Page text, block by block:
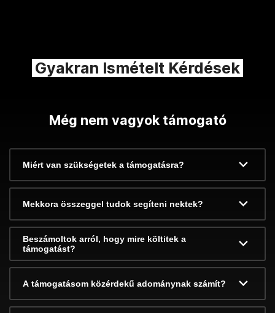
Gyakran Ismételt Kérdések
Még nem vagyok támogató
Miért van szükségetek a támogatásra?
Mekkora összeggel tudok segíteni nektek?
Beszámoltok arról, hogy mire költitek a
támogatást?
A támogatásom közérdekű adománynak számít?